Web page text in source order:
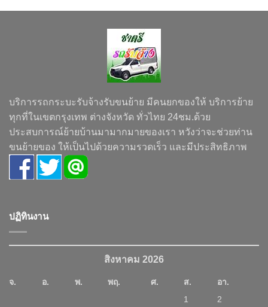
บริการรถกระบะรับจ้างรับขนย้าย มีคนยกของให้ บริการย้าย
ทุกที่ในเขตกรุงเทพ ต่างจังหวัด ทั่วไทย 24ชม.ด้วย
ประสบการณ์ย้ายบ้านมามากมายของเรา หวังว่าจะช่วยท่าน
ขนย้ายของ ให้เป็นไปด้วยความรวดเร็ว และมีประสิทธิภาพ
ปฏิทินงาน
สิงหาคม 2026
จ. อ. พ. พฤ. ศ. ส.
อา.
1
2